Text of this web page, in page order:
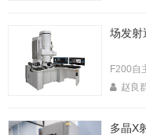
场发射
F200自
赵良
多晶X